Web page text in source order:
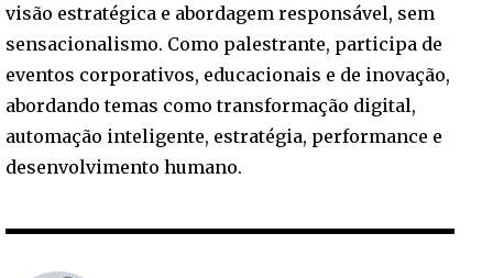
visão estratégica e abordagem responsável, sem
sensacionalismo. Como palestrante, participa de
eventos corporativos, educacionais e de inovação,
abordando temas como transformação digital,
automação inteligente, estratégia, performance e
desenvolvimento humano.